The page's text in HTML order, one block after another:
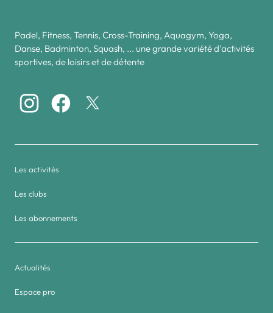
Padel, Fitness, Tennis, Cross-Training, Aquagym, Yoga,
Danse, Badminton, Squash, ... une grande variété d’activités
sportives, de loisirs et de détente
Les activités
Les clubs
Les abonnements
Actualités
Espace pro